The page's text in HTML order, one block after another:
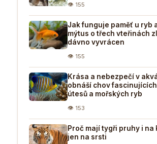
👁 155
Jak funguje paměť u ryb
mýtus o třech vteřinách
dávno vyvrácen
👁 155
Krása a nebezpečí v
obnáší chov
útesů a mořských ryb
👁 153
Proč mají tygři pruhy i na
jen na srsti